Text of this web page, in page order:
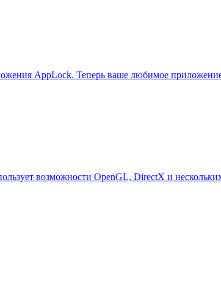
AppLock. Теперь ваше любимое
возможности OpenGL, DirectX и